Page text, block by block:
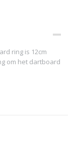
ring is 12cm
om het dartboard